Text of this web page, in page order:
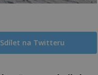
Sdílet na Twitteru